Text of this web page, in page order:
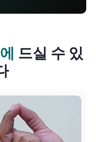
드실 수 있